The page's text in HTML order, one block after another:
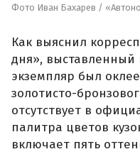
Фото Иван Бахарев /
Как выяснил
дня», выставленный
экземпляр был
золотисто-
отсутствует в
палитра цветов
включает пять